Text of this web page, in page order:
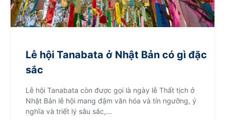
Lễ hội Tanabata ở Nhật Bản có gì đặc
sắc
Lễ hội Tanabata còn được gọi là ngày lễ Thất tịch ở
Nhật Bản lễ hội mang đậm văn hóa và tín ngưỡng, ý
nghĩa và triết lý sâu sắc,...